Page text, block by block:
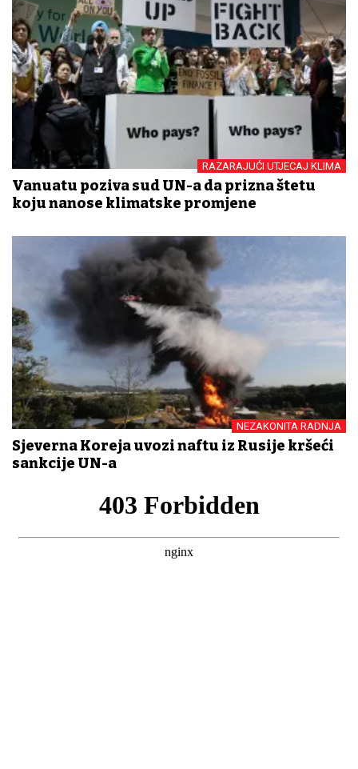
RAZARAJUĆI UTJECAJ KLIMA
Vanuatu poziva sud UN-a da prizna štetu
koju nanose klimatske promjene
NEZAKONITA RADNJA
Sjeverna Koreja uvozi naftu iz Rusije kršeći
sankcije UN-a